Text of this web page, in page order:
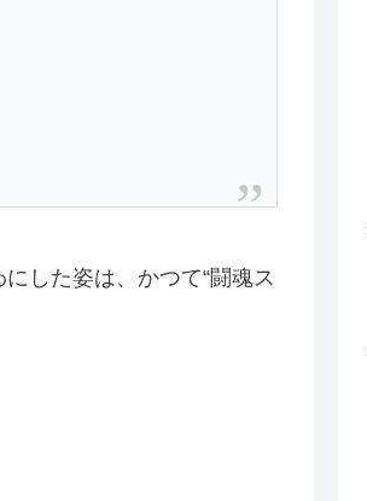
した姿は、かつて“闘魂ス